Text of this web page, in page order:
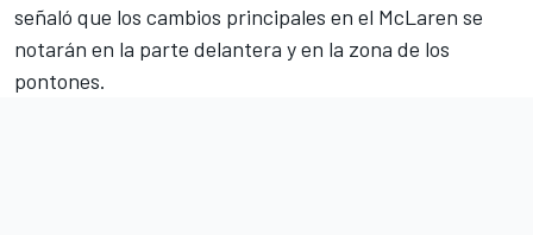
señaló que los cambios principales en el McLaren se
notarán en la parte delantera y en la zona de los
pontones.